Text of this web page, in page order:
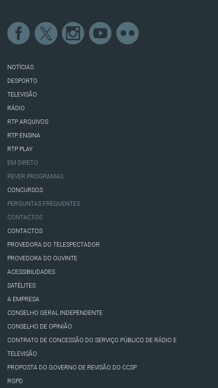
NOTÍCIAS
DESPORTO
TELEVISÃO
RÁDIO
RTP ARQUIVOS
RTP ENSINA
RTP PLAY
EM DIRETO
REVER PROGRAMAS
CONCURSOS
PERGUNTAS FREQUENTES
CONTACTOS
CONTACTOS
PROVEDORA DO TELESPECTADOR
PROVEDORA DO OUVINTE
ACESSIBILIDADES
SATÉLITES
A EMPRESA
CONSELHO GERAL INDEPENDENTE
CONSELHO DE OPINIÃO
CONTRATO DE CONCESSÃO DO SERVIÇO PÚBLICO DE RÁDIO E
TELEVISÃO
PROPOSTA DO GOVERNO DE REVISÃO DO CCSP
RGPD